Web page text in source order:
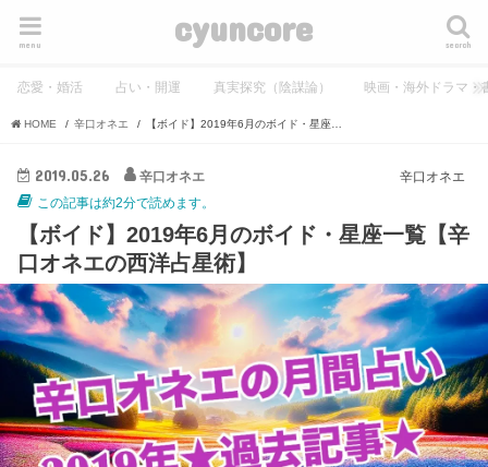
cyuncore search
menu
恋愛・婚活 占い・開運 真実探究（陰謀論） 映画・海外ドラマ・
HOME 辛口オネエ
辛口オネエ
2019.05.26
辛口オネエ
この記事は約2分で読めます。
【ボイド】2019年6月のボイド・星座一覧【辛
口オネエの西洋占星術】